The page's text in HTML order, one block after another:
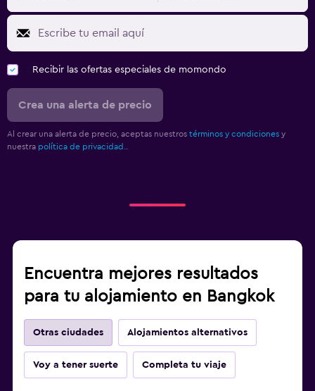
Recibir las ofertas especiales de momondo
Crea una alerta de precio
Al crear una alerta de precio, aceptas nuestros términos y condiciones y
nuestra política de privacidad.
Encuentra mejores resultados
para tu alojamiento en Bangkok
Otras ciudades Alojamientos alternativos
Voy a tener suerte Completa tu viaje